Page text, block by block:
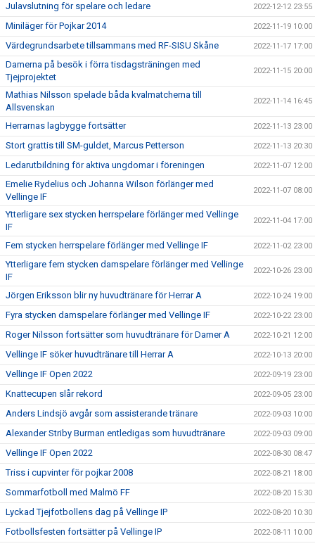
Julavslutning för spelare och ledare 2022-12-12 23:55
Miniläger för Pojkar 2014 2022-11-19 10:00
Värdegrundsarbete tillsammans med RF-SISU Skåne 2022-11-17 17:00
Damerna på besök i förra tisdagsträningen med
Tjejprojektet
2022-11-15 20:00
Mathias Nilsson spelade båda kvalmatcherna till
Allsvenskan
2022-11-14 16:45
Herrarnas lagbygge fortsätter 2022-11-13 23:00
Stort grattis till SM-guldet, Marcus Petterson 2022-11-13 20:30
Ledarutbildning för aktiva ungdomar i föreningen 2022-11-07 12:00
Emelie Rydelius och Johanna Wilson förlänger med
Vellinge IF
2022-11-07 08:00
Ytterligare sex stycken herrspelare förlänger med Vellinge
IF
2022-11-04 17:00
Fem stycken herrspelare förlänger med Vellinge IF 2022-11-02 23:00
Ytterligare fem stycken damspelare förlänger med Vellinge
IF
2022-10-26 23:00
Jörgen Eriksson blir ny huvudtränare för Herrar A 2022-10-24 19:00
Fyra stycken damspelare förlänger med Vellinge IF 2022-10-22 23:00
Roger Nilsson fortsätter som huvudtränare för Damer A 2022-10-21 12:00
Vellinge IF söker huvudtränare till Herrar A 2022-10-13 20:00
Vellinge IF Open 2022 2022-09-19 23:00
Knattecupen slår rekord 2022-09-05 23:00
Anders Lindsjö avgår som assisterande tränare 2022-09-03 10:00
Alexander Striby Burman entledigas som huvudtränare 2022-09-03 09:00
Vellinge IF Open 2022 2022-08-30 08:47
Triss i cupvinter för pojkar 2008 2022-08-21 18:00
Sommarfotboll med Malmö FF 2022-08-20 15:30
Lyckad Tjejfotbollens dag på Vellinge IP 2022-08-20 10:30
Fotbollsfesten fortsätter på Vellinge IP 2022-08-11 10:00